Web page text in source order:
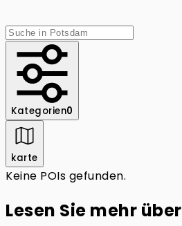
Kategorien0
karte
Keine POIs gefunden.
Lesen Sie mehr über